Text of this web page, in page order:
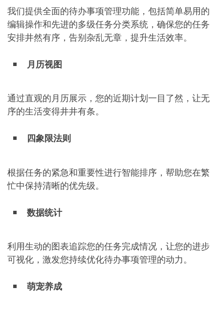
我们提供全面的待办事项管理功能，包括简单易用的
编辑操作和先进的多级任务分类系统，确保您的任务
安排井然有序，告别杂乱无章，提升生活效率。
月历视图
通过直观的月历展示，您的近期计划一目了然，让无
序的生活变得井井有条。
四象限法则
根据任务的紧急和重要性进行智能排序，帮助您在繁
忙中保持清晰的优先级。
数据统计
利用生动的图表追踪您的任务完成情况，让您的进步
可视化，激发您持续优化待办事项管理的动力。
萌宠养成